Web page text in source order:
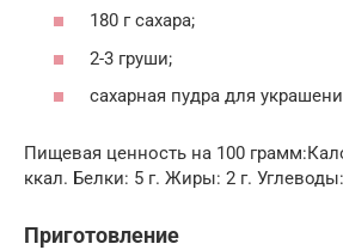
180 г сахара;
2-3 груши;
сахарная пудра для
Пищевая ценность на 100
ккал. Белки: 5 г. Жиры: 2 г.
Приготовление